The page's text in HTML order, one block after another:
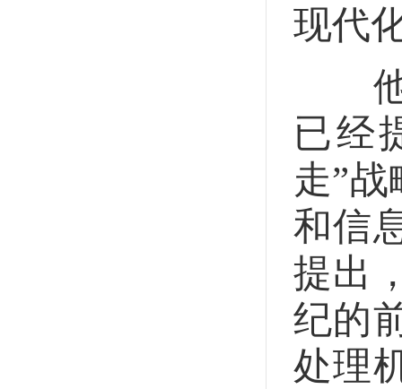
现代
他
已经
走”
和信
提出
纪的
处理